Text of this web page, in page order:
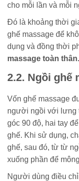
cho mỗi lần và mỗi
Đó là khoảng thời
ghế massage để
dụng và đồng thời
massage toàn thân.
2.2. Ngồi ghế
Vốn ghế massage
người ngồi với lưng
góc 90 độ, hai tay
ghế. Khi sử dụng,
ghế, sau đó, từ từ
xuống phần để
Người dùng điều